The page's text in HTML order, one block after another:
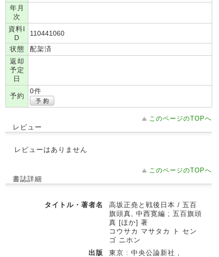
年月
次
資料I
D
110441060
状態
配架済
返却
予定
日
予約
0件
このページのTOPへ
レビュー
レビューはありません
このページのTOPへ
書誌詳細
タイトル・著者名
高坂正堯と戦後日本 / 五百
旗頭真, 中西寛編 ; 五百旗頭
真 [ほか] 著
コウサカ マサタカ ト セン
ゴ ニホン
出版
東京 : 中央公論新社 ,